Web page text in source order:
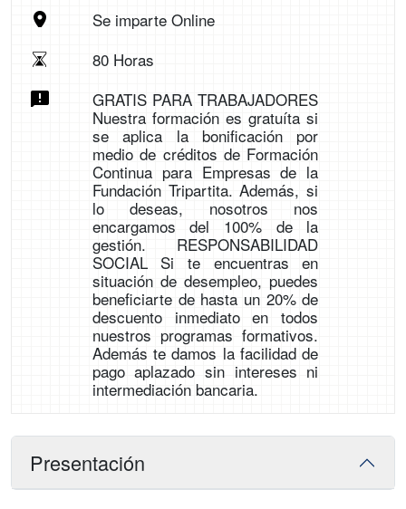
Se imparte Online
80 Horas
GRATIS PARA TRABAJADORES
Nuestra formación es gratuíta si
se aplica la bonificación por
medio de créditos de Formación
Continua para Empresas de la
Fundación Tripartita. Además, si
lo deseas, nosotros nos
encargamos del 100% de la
gestión. RESPONSABILIDAD
SOCIAL Si te encuentras en
situación de desempleo, puedes
beneficiarte de hasta un 20% de
descuento inmediato en todos
nuestros programas formativos.
Además te damos la facilidad de
pago aplazado sin intereses ni
intermediación bancaria.
Presentación